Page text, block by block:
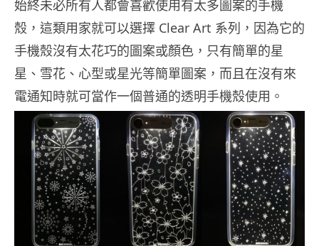
始終未必所有人都會喜歡使用有太多圖案的手機
殼，這類用家就可以選擇 Clear Art 系列，因為它的
手機殼沒有太花巧的圖案或顏色，只有簡單的星
星、雪花、心型或星光等簡單圖案，而且在沒有來
電通知時就可當作一個普通的透明手機殼使用。